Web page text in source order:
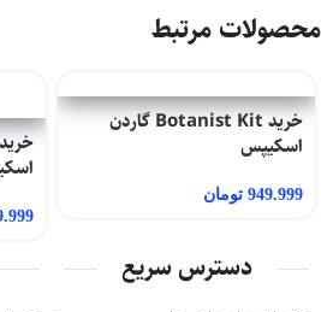
محصولات مرتبط
خرید Botanist Kit گاردن
اسکیپس
949.999 تومان
دسترس سریع